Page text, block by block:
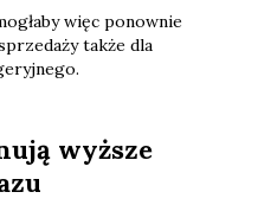
więc ponownie
także dla
wyższe